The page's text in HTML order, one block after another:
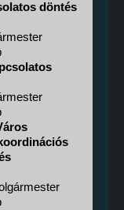
döntés